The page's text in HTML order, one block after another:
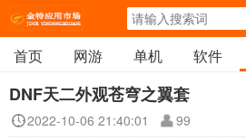
首页 网游 单机 软件
DNF天二外观苍穹之翼套
2022-10-06 21:40:01 99